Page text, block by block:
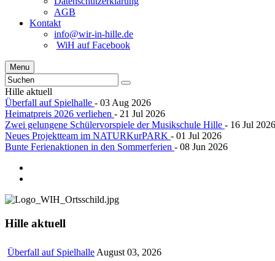
AGB
Kontakt
info@wir-in-hille.de
WiH auf Facebook
Menu
Hille aktuell
Überfall auf Spielhalle - 03 Aug 2026
Heimatpreis 2026 verliehen - 21 Jul 2026
Zwei gelungene Schülervorspiele der Musikschule Hille - 16 Jul 2026
Neues Projektteam im NATURKurPARK - 01 Jul 2026
Bunte Ferienaktionen in den Sommerferien - 08 Jun 2026
Hille aktuell
Überfall auf Spielhalle August 03, 2026